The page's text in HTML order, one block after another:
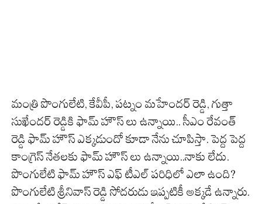
మంత్రి పొంగులేటి, కేవీపీ, పట్నం మహేందర్ రెడ్డి, గుత్తా
సుఖేందర్ రెడ్డికి ఫామ్ హౌస్ లు ఉన్నాయి.. సీఎం రేవంత్
రెడ్డి ఫామ్ హౌస్ ఎక్కడుందో కూడా నేను చూపిస్తా. పెద్ద పెద్ద
కాంగ్రెస్ నేతలకు ఫామ్ హౌస్ లు ఉన్నాయి..నాకు లేదు.
పొంగులేటి ఫామ్ హౌస్ ఎఫ్ టీఎల్ పరిధిలో ఎలా ఉంది?
పొంగులేటి శ్రీనివాస్ రెడ్డి సోదరుడు ఇప్పటికీ అక్కడే ఉన్నారు.